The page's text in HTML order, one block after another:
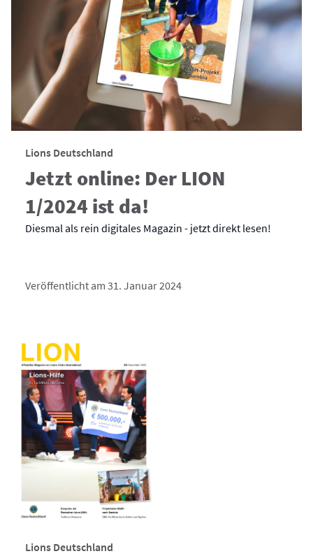
Lions Deutschland
Jetzt online: Der LION
1/2024 ist da!
Diesmal als rein digitales Magazin - jetzt direkt lesen!
Veröffentlicht am 31. Januar 2024
Lions Deutschland